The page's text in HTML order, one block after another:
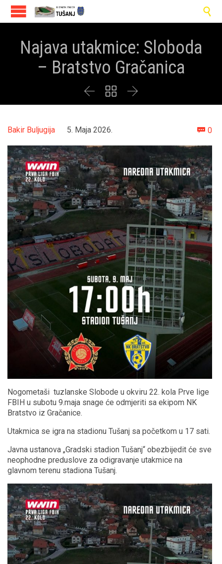

Najava utakmice: Sloboda
– Bratstvo Gračanica
  
Bakir Buljugija 5. Maja 2026.  0
Nogometaši tuzlanske Slobode u okviru 22. kola Prve lige
FBIH u subotu 9.maja snage će odmjeriti sa ekipom NK
Bratstvo iz Gračanice.
Utakmica se igra na stadionu Tušanj sa početkom u 17 sati.
Javna ustanova „Gradski stadion Tušanj“ obezbijedit će sve
neophodne preduslove za odigravanje utakmice na
glavnom terenu stadiona Tušanj.